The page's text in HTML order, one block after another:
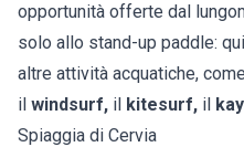
opportunità offerte dal
solo allo stand-up paddle:
altre attività acquatiche, come
il windsurf, il kitesurf, il
Spiaggia di Cervia